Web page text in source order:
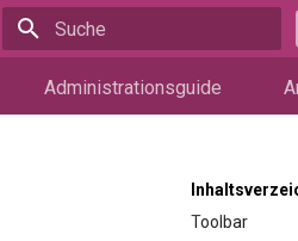
Administrationsguide
Toolbar